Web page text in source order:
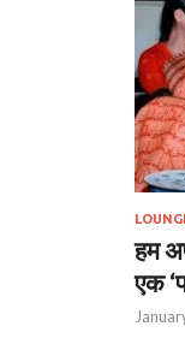
हम
एक